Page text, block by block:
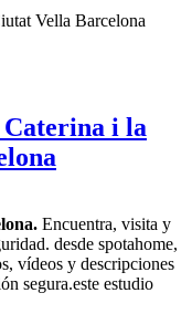
i la
Encuentra, visita y
desde spotahome,
vídeos y descripciones
segura.este estudio